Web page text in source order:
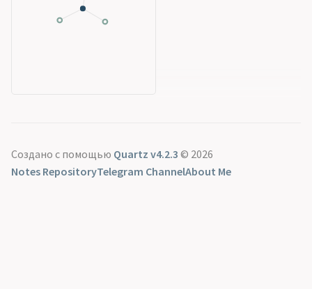
Создано с помощью Quartz v4.2.3 © 2026
Notes RepositoryTelegram ChannelAbout Me